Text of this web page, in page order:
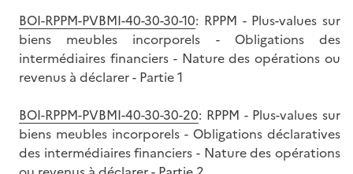
BOI-RPPM-PVBMI-40-30-30-10: RPPM - Plus-values sur
biens meubles incorporels - Obligations des
intermédiaires financiers - Nature des opérations ou
revenus à déclarer - Partie 1
BOI-RPPM-PVBMI-40-30-30-20: RPPM - Plus-values sur
biens meubles incorporels - Obligations déclaratives
des intermédiaires financiers - Nature des opérations